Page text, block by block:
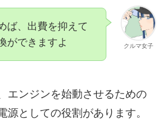
クルマ女子
ば、出費を抑えて
ができますよ
エンジンを始動させるための
源としての役割があります。